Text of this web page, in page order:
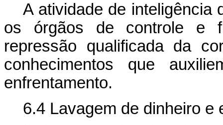
A atividade de inteligência
os órgãos de controle e
repressão qualificada da
conhecimentos que
enfrentamento.
6.4 Lavagem de dinheiro e